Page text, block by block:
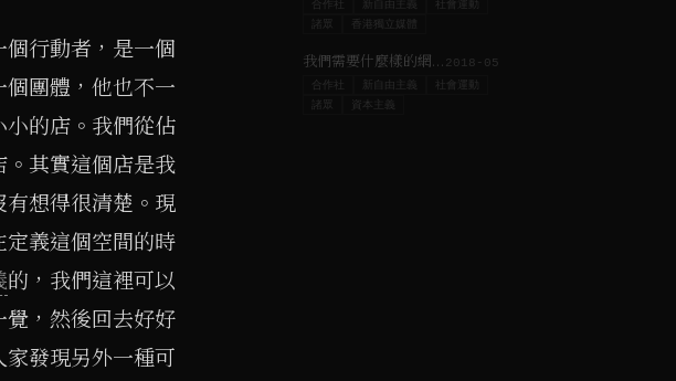
行動者，是一個
團體，他也不一
的店。我們從佔
其實這個店是我
想得很清楚。現
義這個空間的時
的，我們這裡可以
，然後回去好好
發現另外一種可
合作社 新自由主義
諸眾
香港獨立媒體
我們需要什麼樣的網絡社會研究？ 2018-05
合作社 新自由主義
諸眾